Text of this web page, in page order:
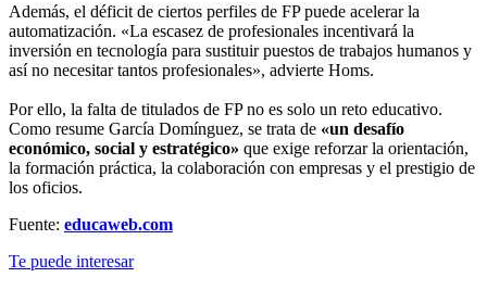
Además, el déficit de ciertos perfiles de FP puede acelerar la
automatización. «La escasez de profesionales incentivará la
inversión en tecnología para sustituir puestos de trabajos humanos y
así no necesitar tantos profesionales», advierte Homs.
Por ello, la falta de titulados de FP no es solo un reto educativo.
Como resume García Domínguez, se trata de «un desafío
económico, social y estratégico» que exige reforzar la orientación,
la formación práctica, la colaboración con empresas y el prestigio de
los oficios.
Fuente: educaweb.com
Te puede interesar